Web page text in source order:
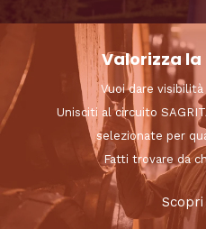
Valorizza
Vuoi dare
Unisciti al circuito
selezionate per
Fatti trovare da
Scopri